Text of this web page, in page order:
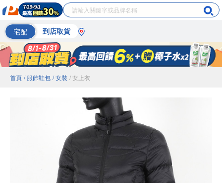
宅配 到店取貨
首頁 / 服飾鞋包 / 女裝 / 女上衣